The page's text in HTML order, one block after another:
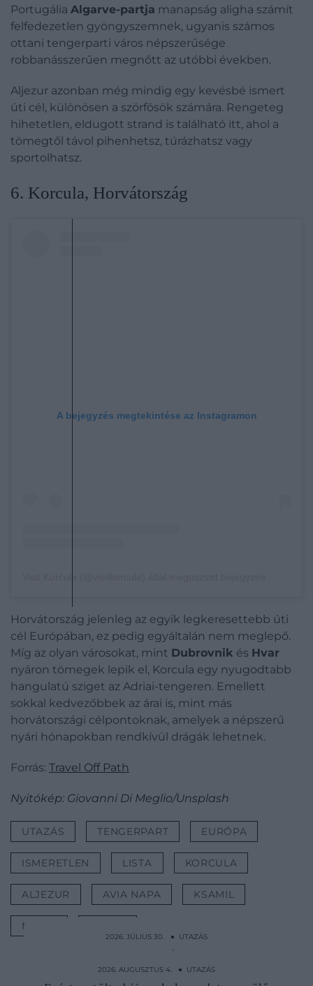
Portugália Algarve-partja manapság aligha számít
felfedezetlen gyöngyszemnek, ugyanis számos
ottani tengerparti város népszerűsége
robbanásszerűen megnőtt az utóbbi években.
Aljezur azonban még mindig egy kevésbé ismert
úti cél, különösen a szörfösök számára. Rengeteg
hihetetlen, eldugott strand is található itt, ahol a
tömegtől távol pihenhetsz, túrázhatsz vagy
sportolhatsz.
6. Korcula, Horvátország
A bejegyzés megtekintése az Instagramon
Horvátország jelenleg az egyik legkeresettebb úti
cél Európában, ez pedig egyáltalán nem meglepő.
Míg az olyan városokat, mint Dubrovnik és Hvar
nyáron tömegek lepik el, Korcula egy nyugodtabb
hangulatú sziget az Adriai-tengeren. Emellett
sokkal kedvezőbbek az árai is, mint más
horvátországi célpontoknak, amelyek a népszerű
nyári hónapokban rendkívül drágák lehetnek.
Forrás: Travel Off Path
Nyitókép: Giovanni Di Meglio/Unsplash
UTAZÁS TENGERPART EURÓPA
ISMERETLEN LISTA KORCULA
ALJEZUR AVIA NAPA KSAMIL
MILOS
2026. JÚLIUS 30. ● UTAZÁS
Esőerdő is van a világ legnagyobb
aquaparkjában, amibe a…
2026. AUGUSZTUS 4. ● UTAZÁS